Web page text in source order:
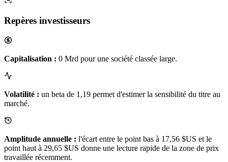
Repères investisseurs
Capitalisation : 0 Mrd pour une société classée large.
Volatilité : un beta de 1,19 permet d'estimer la sensibilité du titre au
marché.
Amplitude annuelle : l'écart entre le point bas à 17,56 $US et le
point haut à 29,65 $US donne une lecture rapide de la zone de prix
travaillée récemment.